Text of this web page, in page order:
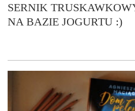
SERNIK
NA BAZIE JOGURTU :)